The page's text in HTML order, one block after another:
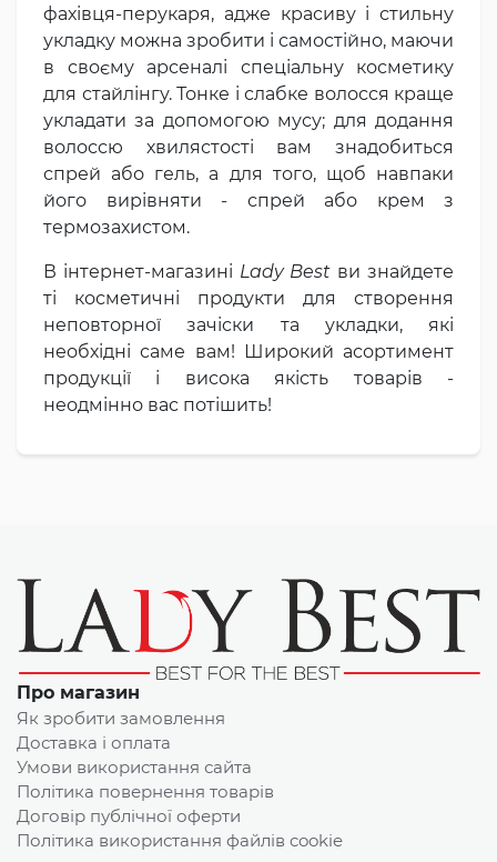
фахівця-перукаря, адже красиву і стильну
укладку можна зробити і самостійно, маючи
в своєму арсеналі спеціальну косметику
для стайлінгу. Тонке і слабке волосся краще
укладати за допомогою мусу; для додання
волоссю хвилястості вам знадобиться
спрей або гель, а для того, щоб навпаки
його вирівняти - спрей або крем з
термозахистом.
В інтернет-магазині Lady Best ви знайдете
ті косметичні продукти для створення
неповторної зачіски та укладки, які
необхідні саме вам! Широкий асортимент
продукції і висока якість товарів -
неодмінно вас потішить!
Про магазин
Як зробити замовлення
Доставка і оплата
Умови використання сайта
Політика повернення товарів
Договір публічної оферти
Політика використання файлів cookie